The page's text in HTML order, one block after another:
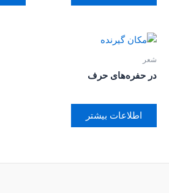
شعر
در حفره‌های حرف
اطلاعات بیشتر